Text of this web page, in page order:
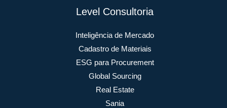
Level Consultoria
Inteligência de Mercado
Cadastro de Materiais
ESG para Procurement
Global Sourcing
Real Estate
Sania